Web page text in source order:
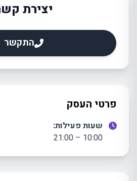
יצירת
התקשר
פרטי העסק
שעות פעילות:
10:00 – 21:00